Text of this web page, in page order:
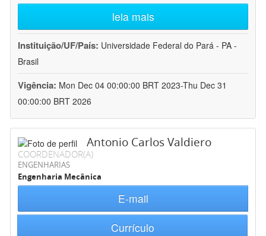
leia mais
Instituição/UF/País: Universidade Federal do Pará - PA -
Brasil
Vigência: Mon Dec 04 00:00:00 BRT 2023-Thu Dec 31
00:00:00 BRT 2026
Antonio Carlos Valdiero
COORDENADOR(A)
ENGENHARIAS
Engenharia Mecânica
E-mail
Currículo